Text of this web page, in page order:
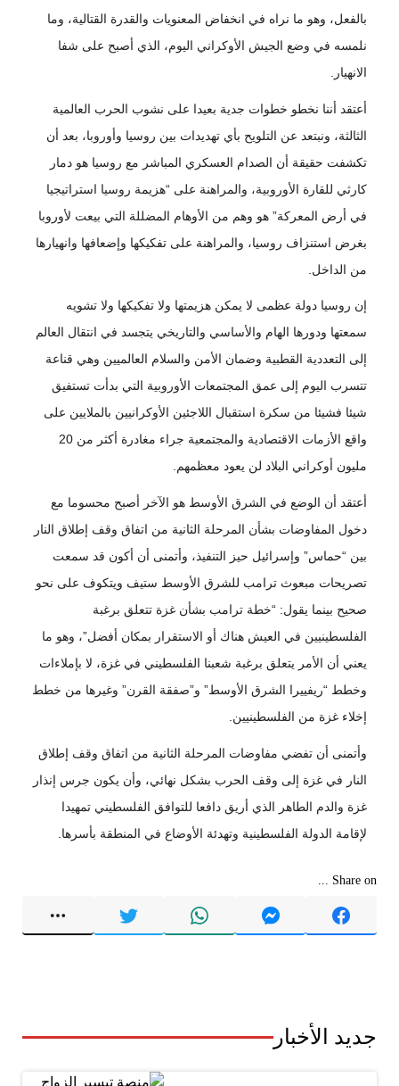
بالفعل، وهو ما نراه في انخفاض المعنويات والقدرة القتالية، وما
نلمسه في وضع الجيش الأوكراني اليوم، الذي أصبح على شفا
الانهيار.
أعتقد أننا نخطو خطوات جدية بعيدا على نشوب الحرب العالمية
الثالثة، ونبتعد عن التلويح بأي تهديدات بين روسيا وأوروبا، بعد أن
تكشفت حقيقة أن الصدام العسكري المباشر مع روسيا هو دمار
كارثي للقارة الأوروبية، والمراهنة على “هزيمة روسيا استراتيجيا
في أرض المعركة” هو وهم من الأوهام المضللة التي بيعت لأوروبا
بغرض استنزاف روسيا، والمراهنة على تفكيكها وإضعافها وانهيارها
من الداخل.
إن روسيا دولة عظمى لا يمكن هزيمتها ولا تفكيكها ولا تشويه
سمعتها ودورها الهام والأساسي والتاريخي يتجسد في انتقال العالم
إلى التعددية القطبية وضمان الأمن والسلام العالميين وهي قناعة
تتسرب اليوم إلى عمق المجتمعات الأوروبية التي بدأت تستفيق
شيئا فشيئا من سكرة استقبال اللاجئين الأوكرانيين بالملايين على
واقع الأزمات الاقتصادية والمجتمعية جراء مغادرة أكثر من 20
مليون أوكراني البلاد لن يعود معظمهم.
أعتقد أن الوضع في الشرق الأوسط هو الآخر أصبح محسوما مع
دخول المفاوضات بشأن المرحلة الثانية من اتفاق وقف إطلاق النار
بين “حماس” وإسرائيل حيز التنفيذ، وأتمنى أن أكون قد سمعت
تصريحات مبعوث ترامب للشرق الأوسط ستيف ويتكوف على نحو
صحيح بينما يقول: “خطة ترامب بشأن غزة تتعلق برغبة
الفلسطينيين في العيش هناك أو الاستقرار بمكان أفضل”، وهو ما
يعني أن الأمر يتعلق برغبة شعبنا الفلسطيني في غزة، لا بإملاءات
وخطط “ريفييرا الشرق الأوسط” و”صفقة القرن” وغيرها من خطط
إخلاء غزة من الفلسطينيين.
وأتمنى أن تفضي مفاوضات المرحلة الثانية من اتفاق وقف إطلاق
النار في غزة إلى وقف الحرب بشكل نهائي، وأن يكون جرس إنذار
غزة والدم الطاهر الذي أريق دافعا للتوافق الفلسطيني تمهيدا
لإقامة الدولة الفلسطينية وتهدئة الأوضاع في المنطقة بأسرها.
Share on ...
جديد الأخبار